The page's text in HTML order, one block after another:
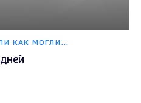
КАК МОГЛИ...